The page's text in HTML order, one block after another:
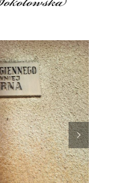
next